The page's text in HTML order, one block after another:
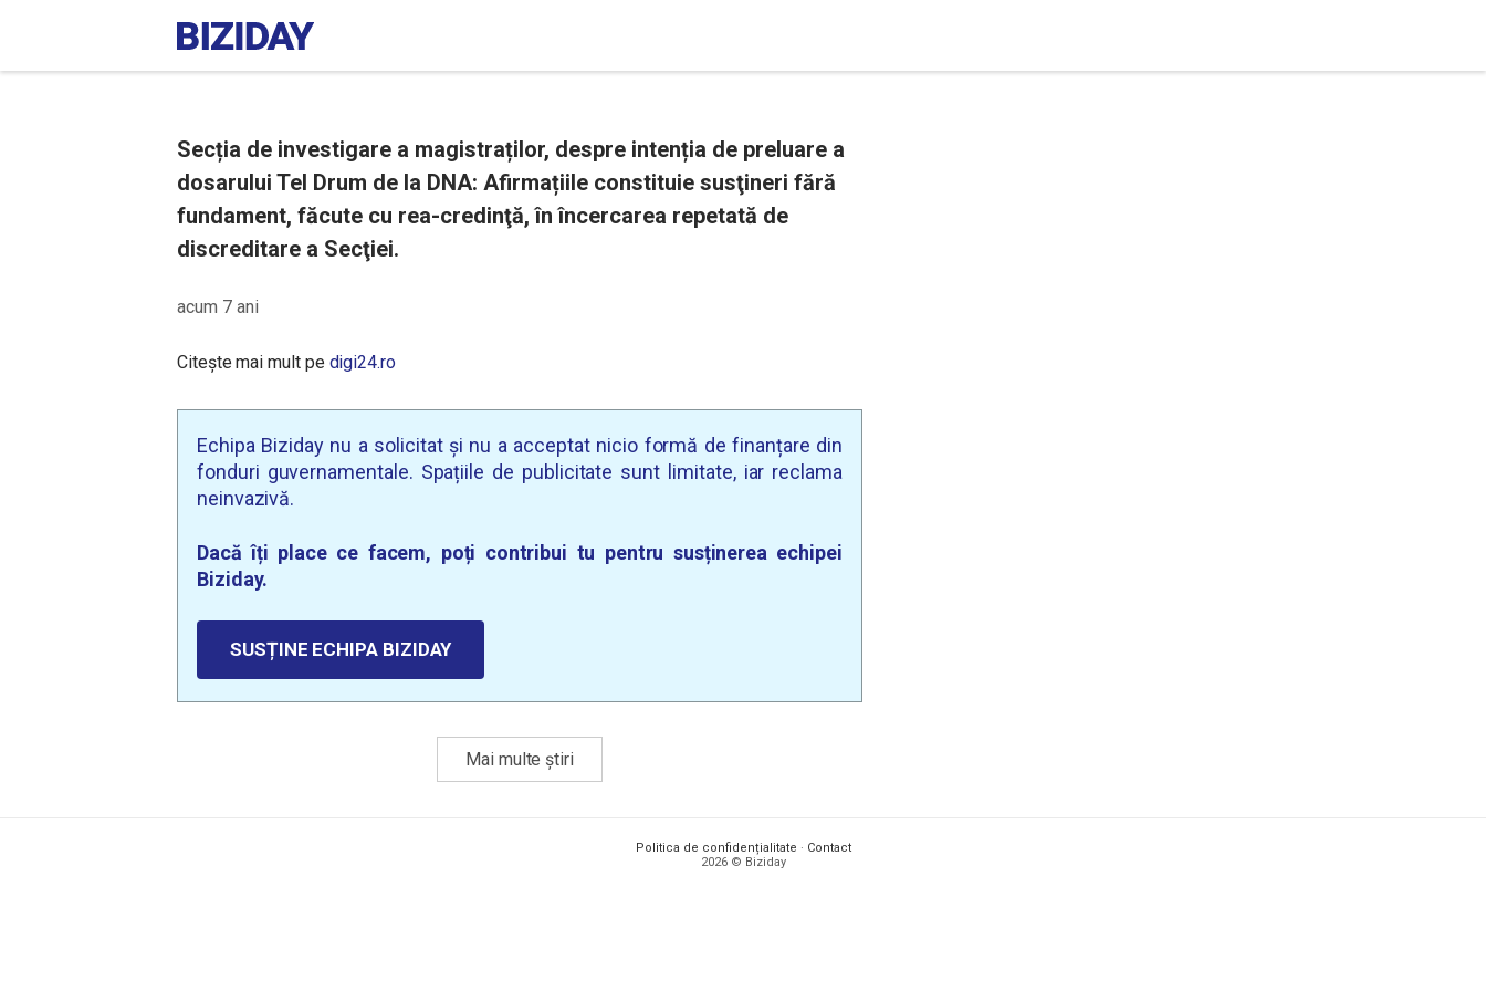
Secția de investigare a magistraților, despre intenția de preluare a
dosarului Tel Drum de la DNA: Afirmațiile constituie susţineri fără
fundament, făcute cu rea-credinţă, în încercarea repetată de
discreditare a Secţiei.
acum 7 ani
Citește mai mult pe digi24.ro
Echipa Biziday nu a solicitat și nu a acceptat nicio formă de finanțare din
fonduri guvernamentale. Spațiile de publicitate sunt limitate, iar reclama
neinvazivă.
Dacă îți place ce facem, poți contribui tu pentru susținerea echipei
Biziday.
SUSȚINE ECHIPA BIZIDAY
Mai multe știri
Politica de confidențialitate · Contact
2026 © Biziday